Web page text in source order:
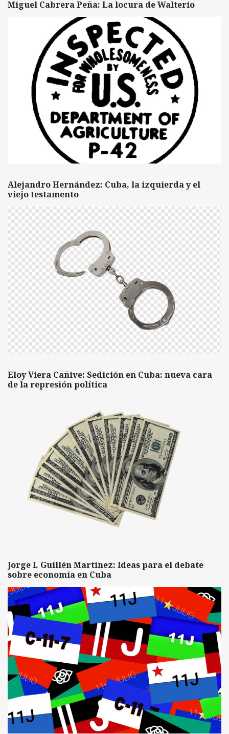
Miguel Cabrera Peña: La locura de Walterio
Alejandro Hernández: Cuba, la izquierda y el
viejo testamento
Eloy Viera Cañive: Sedición en Cuba: nueva cara
de la represión política
Jorge I. Guillén Martínez: Ideas para el debate
sobre economía en Cuba